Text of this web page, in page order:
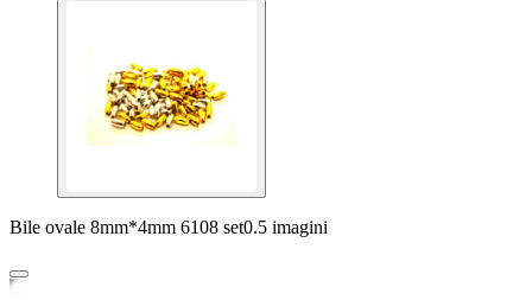
Bile ovale 8mm*4mm 6108 set0.5 imagini